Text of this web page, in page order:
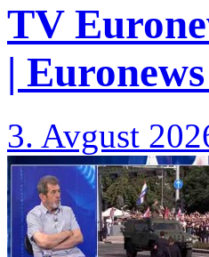
TV
|
3. Avgust